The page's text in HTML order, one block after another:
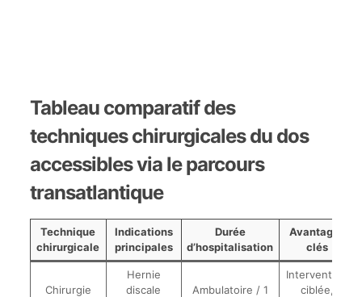
Tableau comparatif des
techniques chirurgicales du dos
accessibles via le parcours
transatlantique
Technique
chirurgicale
Indications
principales
Durée
d’hospitalisation
Avantages
clés
Chirurgie
Hernie
discale
Ambulatoire / 1
Intervention
ciblée,